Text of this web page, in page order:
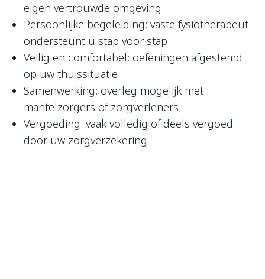
eigen vertrouwde omgeving
Persoonlijke begeleiding: vaste fysiotherapeut
ondersteunt u stap voor stap
Veilig en comfortabel: oefeningen afgestemd
op uw thuissituatie
Samenwerking: overleg mogelijk met
mantelzorgers of zorgverleners
Vergoeding: vaak volledig of deels vergoed
door uw zorgverzekering